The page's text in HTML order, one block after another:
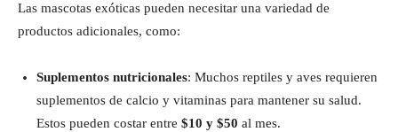
Las mascotas exóticas pueden necesitar una variedad de
productos adicionales, como:
Suplementos nutricionales: Muchos reptiles y aves requieren
suplementos de calcio y vitaminas para mantener su salud.
Estos pueden costar entre $10 y $50 al mes.